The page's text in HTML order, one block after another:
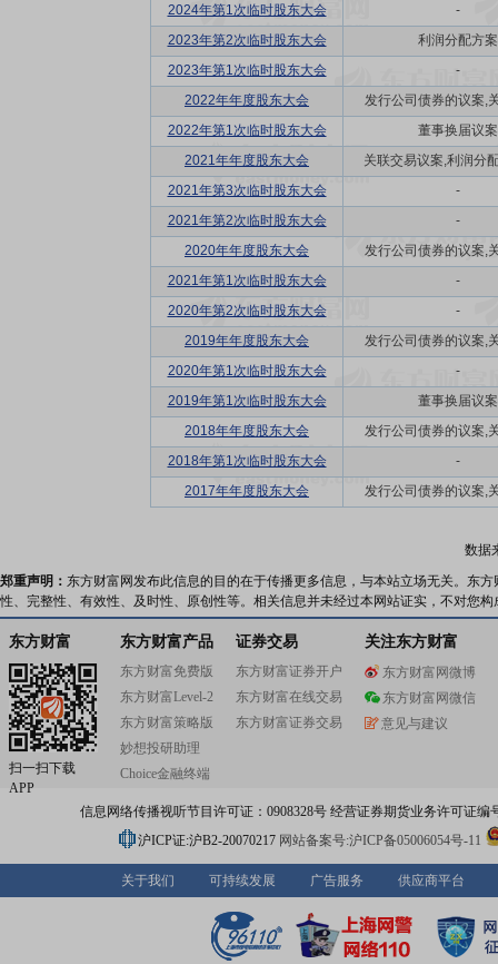
2024年第1次临时股东大会
-
2023年第2次临时股东大会
利润分配方案
2023年第1次临时股东大会
-
2022年年度股东大会
发行公司债券的议案,
2022年第1次临时股东大会
董事换届议案
2021年年度股东大会
关联交易议案,利润分
2021年第3次临时股东大会
-
2021年第2次临时股东大会
-
2020年年度股东大会
发行公司债券的议案,
2021年第1次临时股东大会
-
2020年第2次临时股东大会
-
2019年年度股东大会
发行公司债券的议案,
2020年第1次临时股东大会
-
2019年第1次临时股东大会
董事换届议案
2018年年度股东大会
发行公司债券的议案,
2018年第1次临时股东大会
-
2017年年度股东大会
发行公司债券的议案,
数据
郑重声明： 东方财富网发布此信息的目的在于传播更多信息，与本站立场无关。东
性、完整性、有效性、及时性、原创性等。相关信息并未经过本网站证实，不对您
东方财富
扫一扫下载
APP
东方财富产品
东方财富免费版
东方财富Level-2
东方财富策略版
妙想投研助理
Choice金融终端
证券交易
东方财富证券开户
东方财富在线交易
东方财富证券交易
关注东方财富
东方财富网微博
东方财富网微信
意见与建议
信息网络传播视听节目许可证：0908328号 经营证券期货业务许可证编
沪ICP证:沪B2-20070217 网站备案号:沪ICP备05006054号-11
关于我们 可持续发展 广告服务 供应商平台